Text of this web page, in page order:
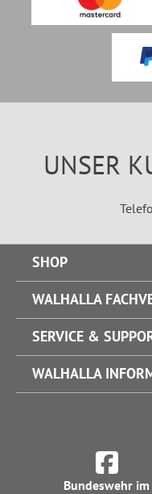
UNSER
SHOP
WALHALLA
SERVICE &
WALHALLA
Bundeswehr im